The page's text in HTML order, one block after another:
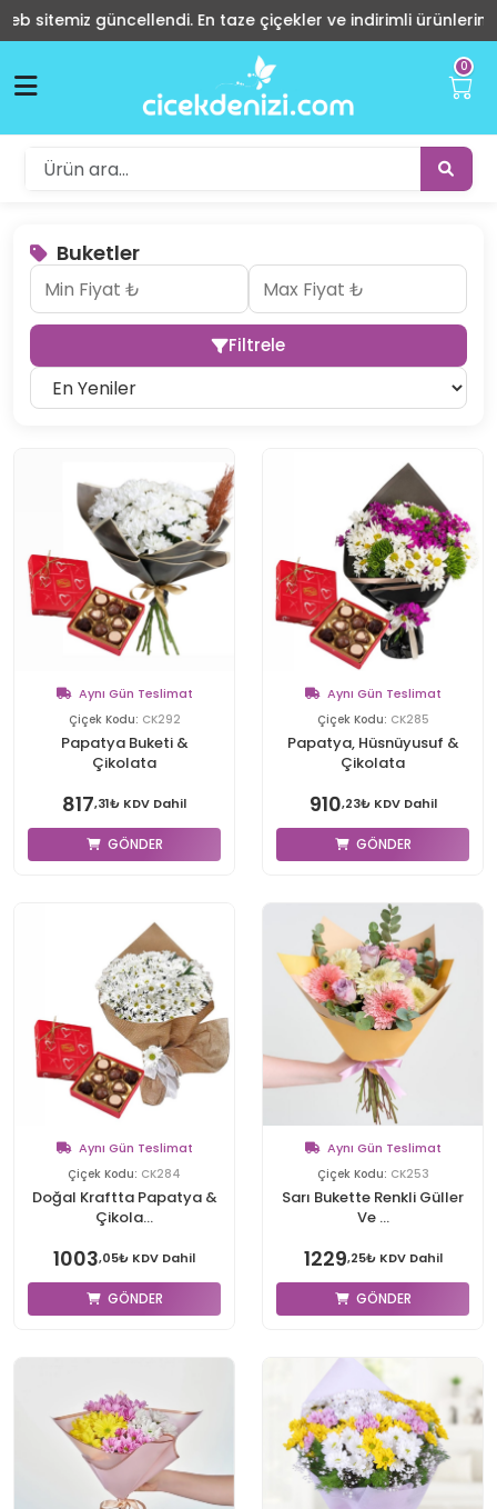
En taze çiçekler ve indirimli ürünlerimizle sizlerin
0
Buketler
Filtrele
Aynı Gün Teslimat
Çiçek Kodu: CK292
Papatya Buketi &
Çikolata
817,31₺ KDV Dahil
GÖNDER
Aynı Gün Teslimat
Çiçek Kodu: CK285
Papatya, Hüsnüyusuf &
Çikolata
910,23₺ KDV Dahil
GÖNDER
Aynı Gün Teslimat
Çiçek Kodu: CK284
Doğal Kraftta Papatya &
Çikola...
1003,05₺ KDV Dahil
GÖNDER
Aynı Gün Teslimat
Çiçek Kodu: CK253
Sarı Bukette Renkli Güller
Ve ...
1229,25₺ KDV Dahil
GÖNDER